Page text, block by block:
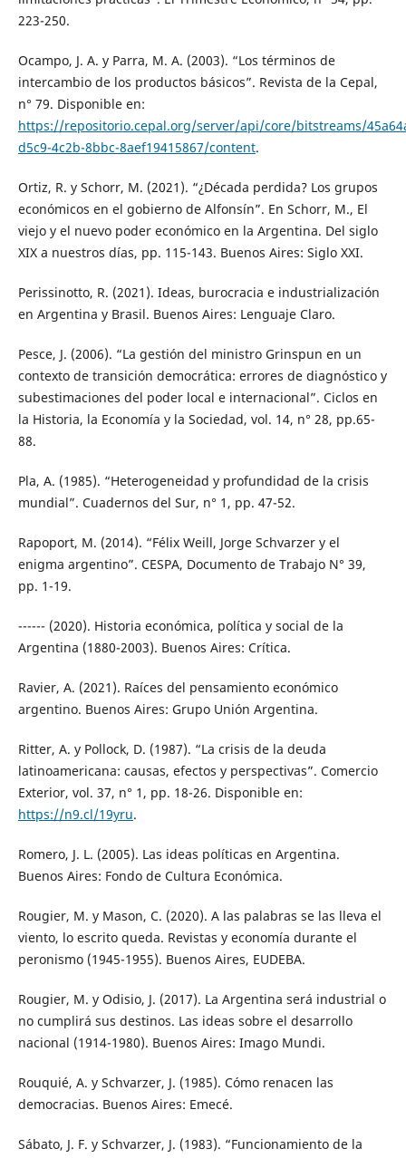
223-250.
Ocampo, J. A. y Parra, M. A. (2003). “Los términos de
intercambio de los productos básicos”. Revista de la Cepal,
n° 79. Disponible en:
https://repositorio.cepal.org/server/api/core/bitstreams/
d5c9-4c2b-8bbc-8aef19415867/content.
Ortiz, R. y Schorr, M. (2021). “¿Década perdida? Los grupos
económicos en el gobierno de Alfonsín”. En Schorr, M., El
viejo y el nuevo poder económico en la Argentina. Del siglo
XIX a nuestros días, pp. 115-143. Buenos Aires: Siglo XXI.
Perissinotto, R. (2021). Ideas, burocracia e industrialización
en Argentina y Brasil. Buenos Aires: Lenguaje Claro.
Pesce, J. (2006). “La gestión del ministro Grinspun en un
contexto de transición democrática: errores de diagnóstico y
subestimaciones del poder local e internacional”. Ciclos en
la Historia, la Economía y la Sociedad, vol. 14, n° 28, pp.65-
88.
Pla, A. (1985). “Heterogeneidad y profundidad de la crisis
mundial”. Cuadernos del Sur, n° 1, pp. 47-52.
Rapoport, M. (2014). “Félix Weill, Jorge Schvarzer y el
enigma argentino”. CESPA, Documento de Trabajo N° 39,
pp. 1-19.
------ (2020). Historia económica, política y social de la
Argentina (1880-2003). Buenos Aires: Crítica.
Ravier, A. (2021). Raíces del pensamiento económico
argentino. Buenos Aires: Grupo Unión Argentina.
Ritter, A. y Pollock, D. (1987). “La crisis de la deuda
latinoamericana: causas, efectos y perspectivas”. Comercio
Exterior, vol. 37, n° 1, pp. 18-26. Disponible en:
https://n9.cl/19yru.
Romero, J. L. (2005). Las ideas políticas en Argentina.
Buenos Aires: Fondo de Cultura Económica.
Rougier, M. y Mason, C. (2020). A las palabras se las lleva el
viento, lo escrito queda. Revistas y economía durante el
peronismo (1945-1955). Buenos Aires, EUDEBA.
Rougier, M. y Odisio, J. (2017). La Argentina será industrial o
no cumplirá sus destinos. Las ideas sobre el desarrollo
nacional (1914-1980). Buenos Aires: Imago Mundi.
Rouquié, A. y Schvarzer, J. (1985). Cómo renacen las
democracias. Buenos Aires: Emecé.
Sábato, J. F. y Schvarzer, J. (1983). “Funcionamiento de la